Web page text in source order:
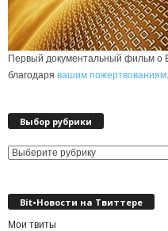
Первый документальный фильм о
благодаря вашим пожертвованиям.
Выбор рубрики
Выбор
Bit•Новости на Твиттере
Мои твиты